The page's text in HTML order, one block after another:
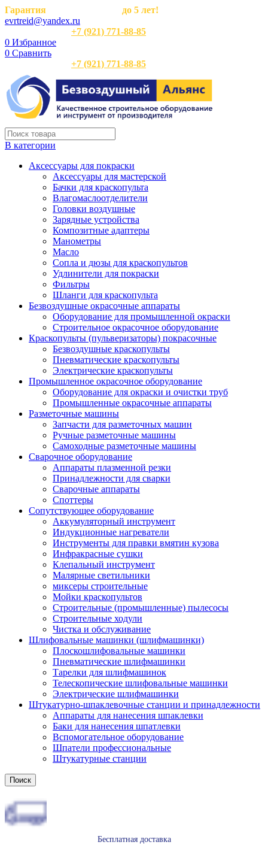
Гарантия
до 5 лет!
evrtreid@yandex.ru
+7 (921) 771-88-85
0 Избранное
0 Сравнить
+7 (921) 771-88-85
В категории
Аксессуары для покраски
Аксессуары для мастерской
Бачки для краскопульта
Влагомаслоотделители
Головки воздушные
Зарядные устройства
Композитные адаптеры
Манометры
Масло
Сопла и дюзы для краскопультов
Удлинители для покраски
Фильтры
Шланги для краскопульта
Безвоздушные окрасочные аппараты
Оборудование для промышленной окраски
Строительное окрасочное оборудование
Краскопульты (пульверизаторы) покрасочные
Безвоздушные краскопульты
Пневматические краскопульты
Электрические краскопульты
Промышленное окрасочное оборудование
Оборудование для окраски и очистки труб
Промышленные окрасочные аппараты
Разметочные машины
Запчасти для разметочных машин
Ручные разметочные машины
Самоходные разметочные машины
Сварочное оборудование
Аппараты плазменной резки
Принадлежности для сварки
Сварочные аппараты
Споттеры
Сопутствующее оборудование
Аккумуляторный инструмент
Индукционные нагреватели
Инструменты для правки вмятин кузова
Инфракрасные сушки
Клепальный инструмент
Малярные светильники
миксеры строительные
Мойки краскопультов
Строительные (промышленные) пылесосы
Строительные ходули
Чистка и обслуживание
Шлифовальные машинки (шлифмашинки)
Плоскошлифовальные машинки
Пневматические шлифмашинки
Тарелки для шлифмашинок
Телескопические шлифовальные машинки
Электрические шлифмашинки
Штукатурно-шпаклевочные станции и принадлежности
Аппараты для нанесения шпаклевки
Баки для нанесения шпатлевки
Вспомогательное оборудование
Шпатели профессиональные
Штукатурные станции
Поиск
Бесплатная доставка